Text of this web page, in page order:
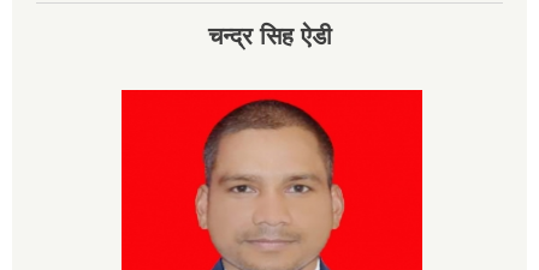
चन्द्र सिह ऐडी